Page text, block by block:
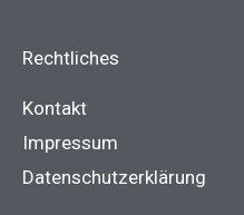
Rechtliches
Kontakt
Impressum
Datenschutzerklärung